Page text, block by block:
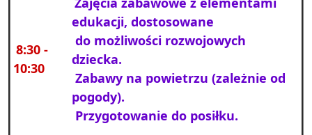
8:30 -
10:30
edukacji, dostosowane
do możliwości rozwojowych
dziecka.
Zabawy na powietrzu (zależnie od
pogody).
Przygotowanie do posiłku.